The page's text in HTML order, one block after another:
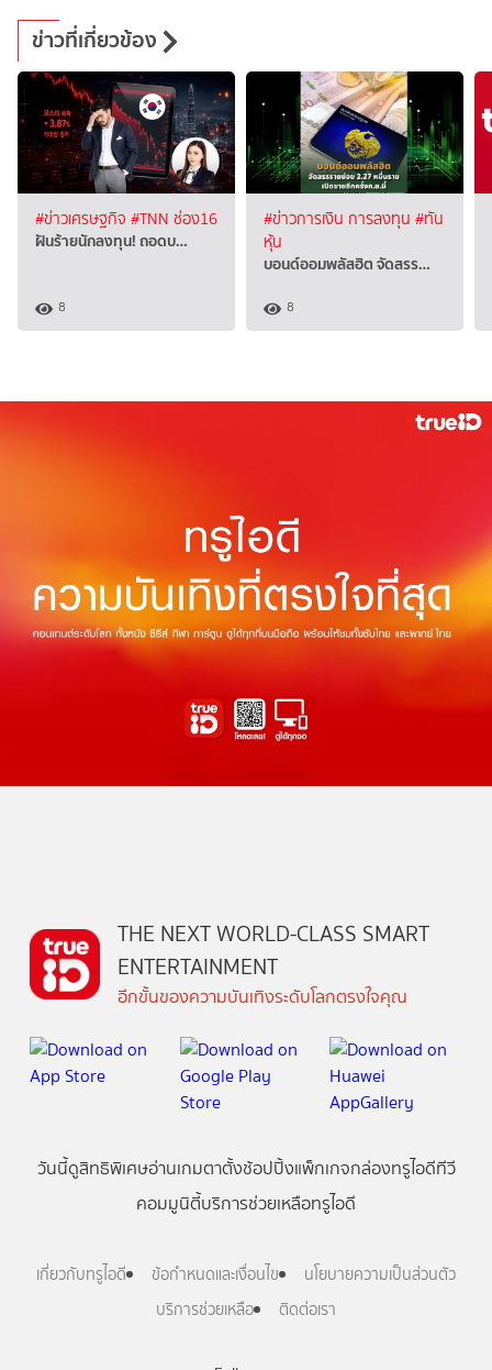
ข่าวที่เกี่ยวข้อง
#ข่าวเศรษฐกิจ #TNN ช่อง16
ฝันร้ายนักลงทุน! ถอดบ…
8
#ข่าวการเงิน การลงทุน #ทัน
หุ้น
บอนด์ออมพลัสฮิต จัดสรร…
8
THE NEXT WORLD-CLASS SMART
ENTERTAINMENT
อีกขั้นของความบันเทิงระดับโลกตรงใจคุณ
วันนี้ดูสิทธิพิเศษอ่านเกมตาตั้งช้อปปิ้งแพ็กเกจกล่องทรูไอดีทีวี
คอมมูนิตี้บริการช่วยเหลือทรูไอดี
เกี่ยวกับทรูไอดี ข้อกำหนดและเงื่อนไข
นโยบายความเป็นส่วนตัว
บริการช่วยเหลือ
ติดต่อเรา